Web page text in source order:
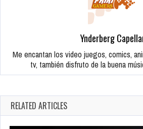
Ynderberg
Me encantan los video juegos, comics,
tv, también disfruto de la buena
RELATED ARTICLES